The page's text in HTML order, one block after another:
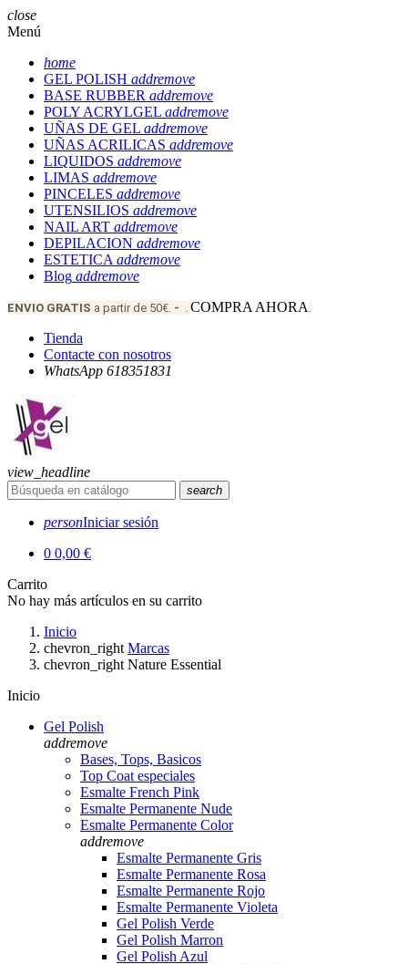
close
Menú
home
GEL POLISH addremove
BASE RUBBER addremove
POLY ACRYLGEL addremove
UÑAS DE GEL addremove
UÑAS ACRILICAS addremove
LIQUIDOS addremove
LIMAS addremove
PINCELES addremove
UTENSILIOS addremove
NAIL ART addremove
DEPILACION addremove
ESTETICA addremove
Blog addremove
ENVIO GRATIS a partir de 50€. - . COMPRA AHORA .
Tienda
Contacte con nosotros
WhatsApp 618351831
view_headline
search
personIniciar sesión
0 0,00 €
Carrito
No hay más artículos en su carrito
Inicio
chevron_right Marcas
chevron_right Nature Essential
Inicio
Gel Polish
addremove
Bases, Tops, Basicos
Top Coat especiales
Esmalte French Pink
Esmalte Permanente Nude
Esmalte Permanente Color
addremove
Esmalte Permanente Gris
Esmalte Permanente Rosa
Esmalte Permanente Rojo
Esmalte Permanente Violeta
Gel Polish Verde
Gel Polish Marron
Gel Polish Azul